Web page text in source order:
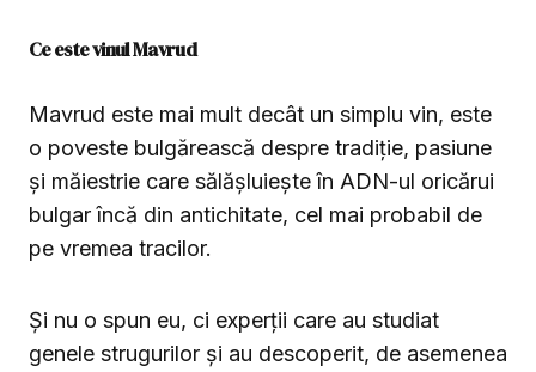
Ce este vinul Mavrud
Mavrud este mai mult decât un simplu vin, este
o poveste bulgărească despre tradiție, pasiune
și măiestrie care sălășluiește în ADN-ul oricărui
bulgar încă din antichitate, cel mai probabil de
pe vremea tracilor.
Și nu o spun eu, ci experții care au studiat
genele strugurilor și au descoperit, de asemenea